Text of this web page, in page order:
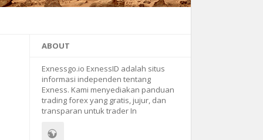
ABOUT
Exnessgo.io ExnessID adalah situs
informasi independen tentang
Exness. Kami menyediakan panduan
trading forex yang gratis, jujur, dan
transparan untuk trader In